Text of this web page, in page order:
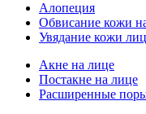
Алопеция
Обвисание кожи
Увядание кожи
Акне на лице
Постакне на лице
Расширенные